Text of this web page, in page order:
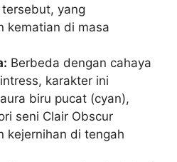
yang
kematian di masa
Berbeda dengan cahaya
karakter ini
biru pucat (cyan),
seni Clair Obscur
kejernihan di tengah